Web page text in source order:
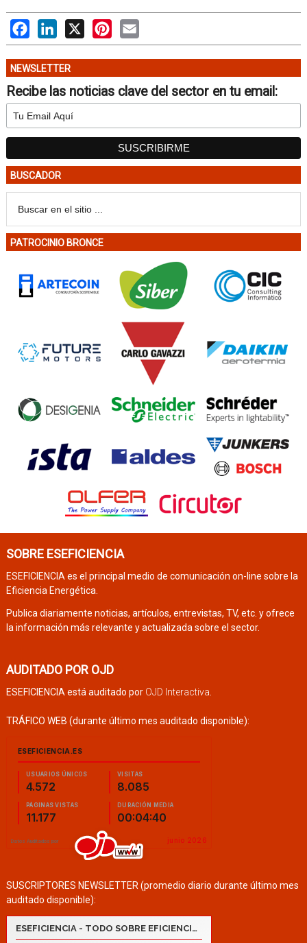
FacebookLinkedIn Pinterest
NEWSLETTER
Recibe las noticias clave del sector en tu email:
BUSCADOR
PATROCINIO BRONCE
SOBRE ESEFICIENCIA
ESEFICIENCIA es el principal medio de comunicación on-line sobre la
Eficiencia Energética.
Publica diariamente noticias, artículos, entrevistas, TV, etc. y ofrece
la información más relevante y actualizada sobre el sector.
AUDITADO POR OJD
ESEFICIENCIA está auditado por OJD Interactiva.
TRÁFICO WEB (durante último mes auditado disponible):
SUSCRIPTORES NEWSLETTER (promedio diario durante último mes
auditado disponible):